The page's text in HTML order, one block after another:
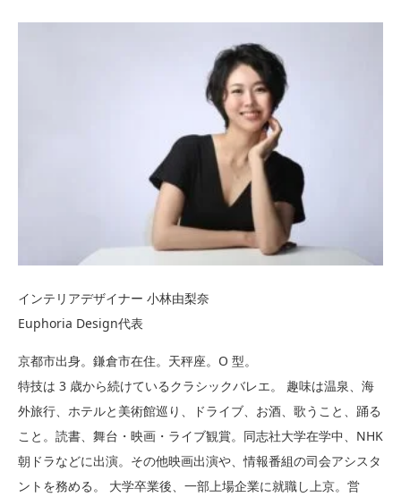
インテリアデザイナー 小林由梨奈
Euphoria Design代表
京都市出身。鎌倉市在住。天秤座。O 型。
特技は 3 歳から続けているクラシックバレエ。 趣味は温泉、海
外旅行、ホテルと美術館巡り、ドライブ、お酒、歌うこと、踊る
こと。読書、舞台・映画・ライブ観賞。同志社大学在学中、NHK
朝ドラなどに出演。その他映画出演や、情報番組の司会アシスタ
ントを務める。 大学卒業後、一部上場企業に就職し上京。営